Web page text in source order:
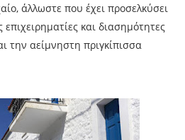
άλλωστε που έχει προσελκύσει
και διασημότητες
την αείμνηστη πριγκίπισσα